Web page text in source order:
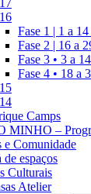
Fase 1 | 1 a
Fase 2 | 16 a
Fase 3 • 3 a
Fase 4 • 18 a
Camps
MINHO –
e Comunidade
de espaços
Culturais
Atelier